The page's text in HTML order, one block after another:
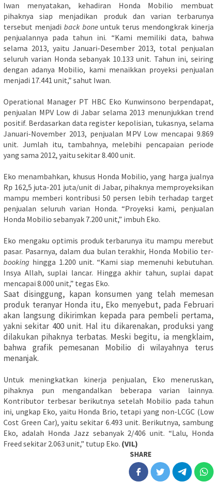
Iwan menyatakan, kehadiran Honda Mobilio membuat
pihaknya siap menjadikan produk dan varian terbarunya
tersebut menjadi back bone untuk terus mendongkrak kinerja
penjualannya pada tahun ini. “Kami memiliki data, bahwa
selama 2013, yaitu Januari-Desember 2013, total penjualan
seluruh varian Honda sebanyak 10.133 unit. Tahun ini, seiring
dengan adanya Mobilio, kami menaikkan proyeksi penjualan
menjadi 17.441 unit,” sahut Iwan.
Operational Manager PT HBC Eko Kunwinsono berpendapat,
penjualan MPV Low di Jabar selama 2013 menunjukkan trend
positif. Berdasarkan data register kepolisian, tukasnya, selama
Januari-November 2013, penjualan MPV Low mencapai 9.869
unit. Jumlah itu, tambahnya, melebihi pencapaian periode
yang sama 2012, yaitu sekitar 8.400 unit.
Eko menambahkan, khusus Honda Mobilio, yang harga jualnya
Rp 162,5 juta-201 juta/unit di Jabar, pihaknya memproyeksikan
mampu memberi kontribusi 50 persen lebih terhadap target
penjualan seluruh varian Honda. “Proyeksi kami, penjualan
Honda Mobilio sebanyak 7.200 unit,” imbuh Eko.
Eko mengaku optimis produk terbarunya itu mampu merebut
pasar. Pasarnya, dalam dua bulan terakhir, Honda Mobilio ter-
booking hingga 1.200 unit. “Kami siap memenuhi kebutuhan.
Insya Allah, suplai lancar. Hingga akhir tahun, suplai dapat
mencapai 8.000 unit,” tegas Eko.
Saat disinggung, kapan konsumen yang telah memesan
produk teranyar Honda itu, Eko menyebut, pada Februari
akan langsung dikirimkan kepada para pembeli pertama,
yakni sekitar 400 unit. Hal itu dikarenakan, produksi yang
dilakukan pihaknya terbatas. Meski begitu, ia mengklaim,
bahwa grafik pemesanan Mobilio di wilayahnya terus
menanjak.
Untuk meningkatkan kinerja penjualan, Eko meneruskan,
pihaknya pun mengandalkan beberapa varian lainnya.
Kontributor terbesar berikutnya setelah Mobilio pada tahun
ini, ungkap Eko, yaitu Honda Brio, tetapi yang non-LCGC (Low
Cost Green Car), yaitu sekitar 6.493 unit. Berikutnya, sambung
Eko, adalah Honda Jazz sebanyak 2/406 unit. “Lalu, Honda
Freed sekitar 2.063 unit,” tutup Eko. (VIL)
SHARE